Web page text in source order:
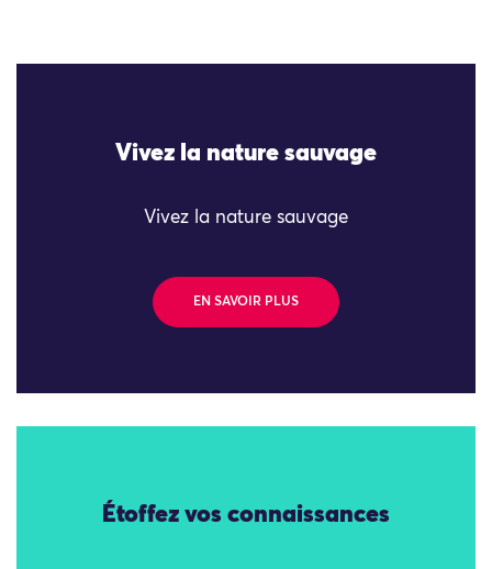
Vivez la nature sauvage
Vivez la nature sauvage
EN SAVOIR PLUS
Étoffez vos connaissances